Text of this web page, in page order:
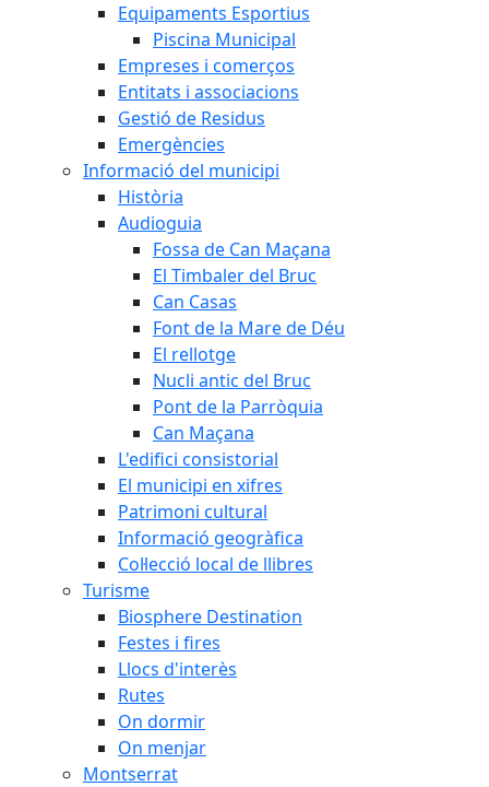
Equipaments Esportius
Piscina Municipal
Empreses i comerços
Entitats i associacions
Gestió de Residus
Emergències
Informació del municipi
Història
Audioguia
Fossa de Can Maçana
El Timbaler del Bruc
Can Casas
Font de la Mare de Déu
El rellotge
Nucli antic del Bruc
Pont de la Parròquia
Can Maçana
L'edifici consistorial
El municipi en xifres
Patrimoni cultural
Informació geogràfica
Col·lecció local de llibres
Turisme
Biosphere Destination
Festes i fires
Llocs d'interès
Rutes
On dormir
On menjar
Montserrat